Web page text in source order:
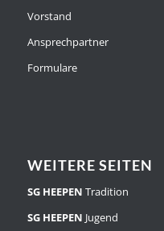
Vorstand
Ansprechpartner
Formulare
WEITERE SEITEN
SG HEEPEN Tradition
SG HEEPEN Jugend